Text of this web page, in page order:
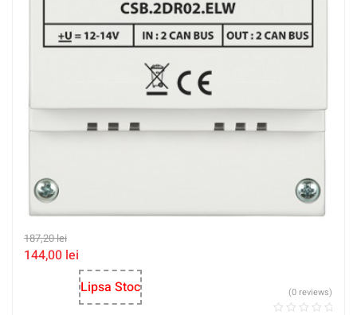
187,20lei
144,00 lei
Lipsa Stoc
(0 reviews)